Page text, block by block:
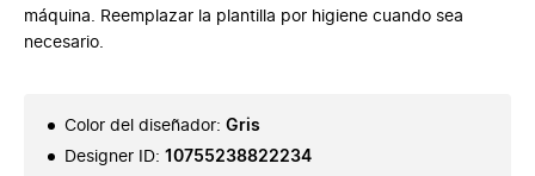
máquina. Reemplazar la plantilla por higiene cuando sea
necesario.
Color del diseñador: Gris
Designer ID: 10755238822234